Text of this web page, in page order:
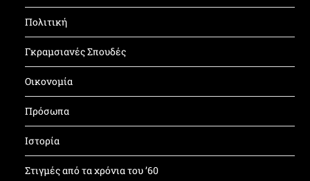
Πολιτική
Γκραμσιανές Σπουδές
Οικονομία
Πρόσωπα
Ιστορία
Στιγμές από τα χρόνια του ’60